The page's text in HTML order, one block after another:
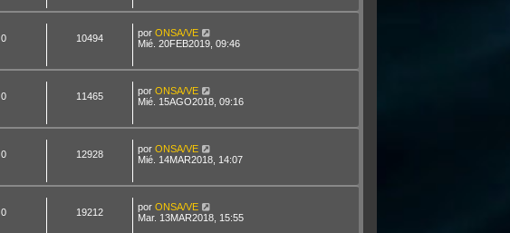
0 10494 por ONSA/VE
Mié. 20FEB2019, 09:46
0 11465 por ONSA/VE
Mié. 15AGO2018, 09:16
0 12928 por ONSA/VE
Mié. 14MAR2018, 14:07
0 19212 por ONSA/VE
Mar. 13MAR2018, 15:55